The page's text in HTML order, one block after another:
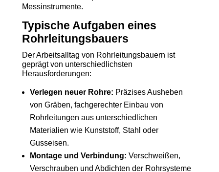
Messinstrumente.
Typische Aufgaben eines
Rohrleitungsbauers
Der Arbeitsalltag von Rohrleitungsbauern ist
geprägt von unterschiedlichsten
Herausforderungen:
Verlegen neuer Rohre: Präzises Ausheben
von Gräben, fachgerechter Einbau von
Rohrleitungen aus unterschiedlichen
Materialien wie Kunststoff, Stahl oder
Gusseisen.
Montage und Verbindung: Verschweißen,
Verschrauben und Abdichten der Rohrsysteme